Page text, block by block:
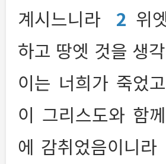
계시느니라
2 위
하고 땅엣 것을 생
이는 너희가 죽었
이 그리스도와 함
에 감취었음이니라